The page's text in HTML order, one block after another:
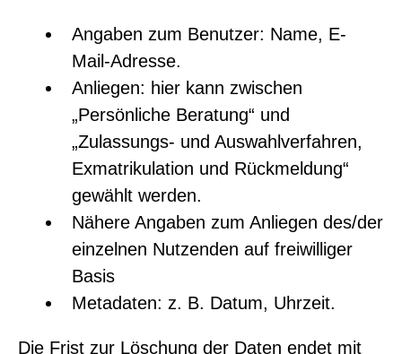
Angaben zum Benutzer: Name, E-
Mail-Adresse.
Anliegen: hier kann zwischen
„Persönliche Beratung“ und
„Zulassungs- und Auswahlverfahren,
Exmatrikulation und Rückmeldung“
gewählt werden.
Nähere Angaben zum Anliegen des/der
einzelnen Nutzenden auf freiwilliger
Basis
Metadaten: z. B. Datum, Uhrzeit.
Die Frist zur Löschung der Daten endet mit